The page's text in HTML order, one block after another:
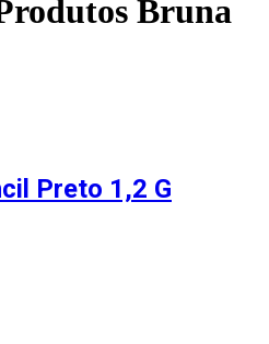
Bruna
Preto 1,2 G